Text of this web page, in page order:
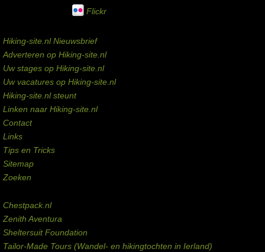
Flickr
Hiking-site.nl Nieuwsbrief
Adverteren op Hiking-site.nl
Uw stages op Hiking-site.nl
Uw vacatures op Hiking-site.nl
Hiking-site.nl steunt
Linken naar Hiking-site.nl
Contact
Links
Tips en Tricks
Sitemap
Zoeken
Chestpack.nl
Zenith Aventura
Sheltersuit Foundation
Tailor-Made Tours (Wandel- en hikingtochten in Ierland)